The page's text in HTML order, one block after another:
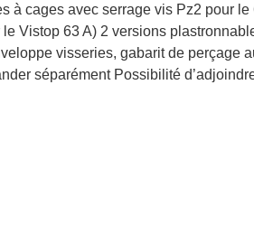
cages avec serrage vis Pz2 pour
Vistop 63 A) 2 versions
visseries, gabarit de perçage
séparément Possibilité